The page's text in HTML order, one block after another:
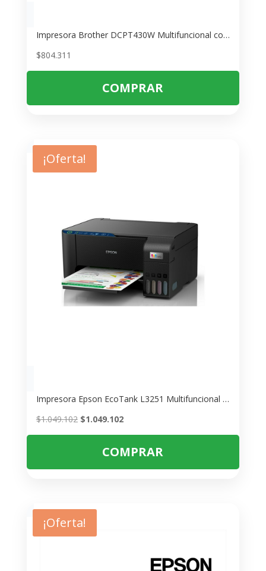
Impresora Brother DCPT430W Multifuncional con Tanque de Tinta – Ideal para Hogar y Oficina
$804.311
COMPRAR
¡Oferta!
Impresora Epson EcoTank L3251 Multifuncional – Bajo Costo por Página
$1.049.102 El
original
$1.049.102.
$1.049.102El
actual
es:
$1.049.102.
COMPRAR
¡Oferta!